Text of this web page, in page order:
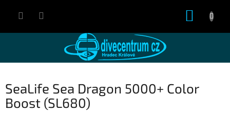
SeaLife Sea Dragon 5000+ Color
Boost (SL680)